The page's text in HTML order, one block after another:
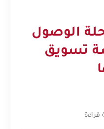
الوصول
تسويق